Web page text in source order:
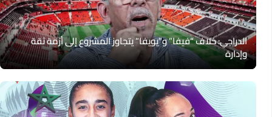
الدراجي: خلاف “فيفا” و”يويفا” يتجاوز المشروع إلى أزمة ثقة
وإدارة